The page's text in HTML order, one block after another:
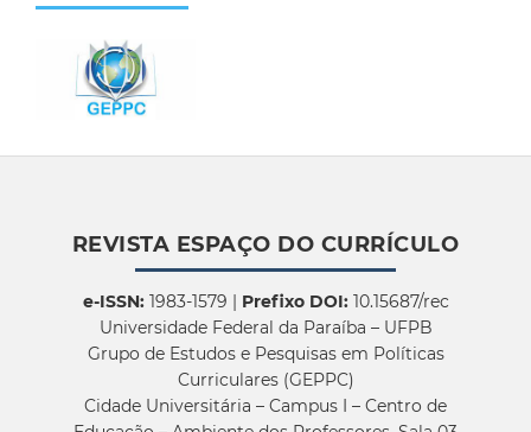
REVISTA ESPAÇO DO CURRÍCULO
e-ISSN:1983-1579 | Prefixo DOI:10.15687/rec
Universidade Federal da Paraíba – UFPB
Grupo de Estudos e Pesquisas em Políticas
Curriculares (GEPPC)
Cidade Universitária – Campus I – Centro de